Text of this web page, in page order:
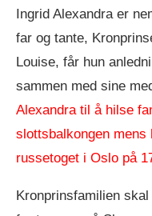
Ingrid Alexandra er
far og tante,
Louise, får hun
sammen med sine
Alexandra til å hilse
slottsbalkongen mens
russetoget i Oslo på
Kronprinsfamilien